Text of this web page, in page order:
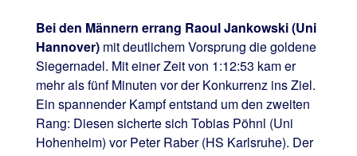
Bei den Männern errang Raoul Jankowski (Uni
Hannover) mit deutlichem Vorsprung die goldene
Siegernadel. Mit einer Zeit von 1:12:53 kam er
mehr als fünf Minuten vor der Konkurrenz ins Ziel.
Ein spannender Kampf entstand um den zweiten
Rang: Diesen sicherte sich Tobias Pöhnl (Uni
Hohenheim) vor Peter Raber (HS Karlsruhe). Der